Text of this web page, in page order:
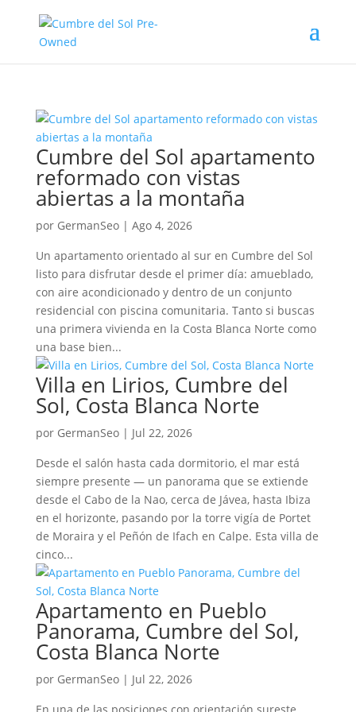
Cumbre del Sol apartamento
reformado con vistas
abiertas a la montaña
por GermanSeo| Ago 4, 2026
Un apartamento orientado al sur en Cumbre del Sol
listo para disfrutar desde el primer día: amueblado,
con aire acondicionado y dentro de un conjunto
residencial con piscina comunitaria. Tanto si buscas
una primera vivienda en la Costa Blanca Norte como
una base bien...
Villa en Lirios, Cumbre del
Sol, Costa Blanca Norte
por GermanSeo| Jul 22, 2026
Desde el salón hasta cada dormitorio, el mar está
siempre presente — un panorama que se extiende
desde el Cabo de la Nao, cerca de Jávea, hasta Ibiza
en el horizonte, pasando por la torre vigía de Portet
de Moraira y el Peñón de Ifach en Calpe. Esta villa de
cinco...
Apartamento en Pueblo
Panorama, Cumbre del Sol,
Costa Blanca Norte
por GermanSeo| Jul 22, 2026